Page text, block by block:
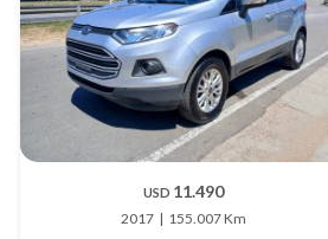
USD 11.490
2017
155.007 Km